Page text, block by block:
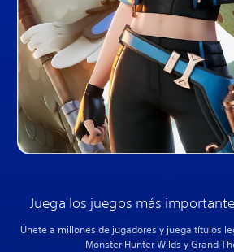
Juega los juegos más
Únete a millones de jugadores y juega títulos
Monster Hunter Wilds y Grand